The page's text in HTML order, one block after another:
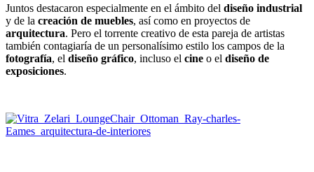
Juntos destacaron especialmente en el ámbito del diseño industrial
y de la creación de muebles, así como en proyectos de
arquitectura. Pero el torrente creativo de esta pareja de artistas
también contagiaría de un personalísimo estilo los campos de la
fotografía, el diseño gráfico, incluso el cine o el diseño de
exposiciones.